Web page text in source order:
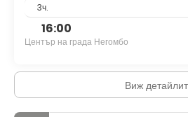
3ч.
16:00
Център на града Негомбо
Виж